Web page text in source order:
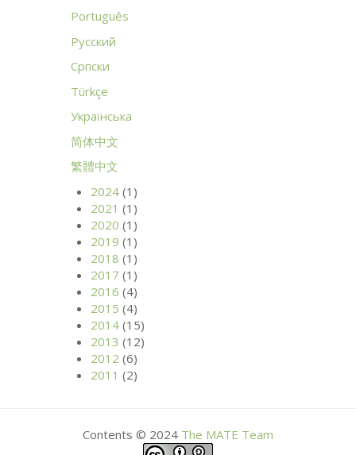
Português
Русский
Српски
Türkçe
Українська
简体中文
繁體中文
2024 (1)
2021 (1)
2020 (1)
2019 (1)
2018 (1)
2017 (1)
2016 (4)
2015 (4)
2014 (15)
2013 (12)
2012 (6)
2011 (2)
Contents © 2024 The MATE Team